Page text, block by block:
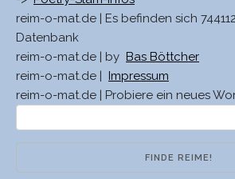
reim-o-mat.de | Es befinden sich
Datenbank
reim-o-mat.de | by Bas Böttcher
reim-o-mat.de |
Impressum
reim-o-mat.de | Probiere ein neues